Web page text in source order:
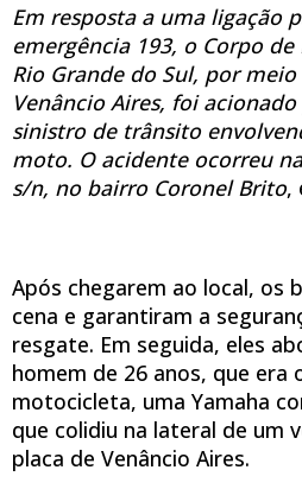
Em resposta a uma ligação
emergência 193, o Corpo
Rio Grande do Sul, por
Venâncio Aires, foi
sinistro de trânsito
moto. O acidente ocorreu
s/n, no bairro Coronel Brito,
Após chegarem ao local, os
cena e garantiram a
resgate. Em seguida, eles
homem de 26 anos, que era
motocicleta, uma Yamaha
que colidiu na lateral de um
placa de Venâncio Aires.